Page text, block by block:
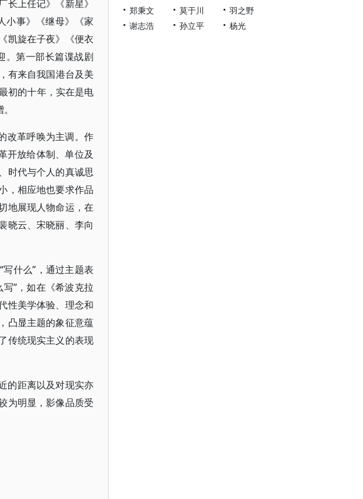
长上任记》《新星》
小事》《继母》《家
凯旋在子夜》《便衣
。第一部长篇谍战剧
有来自我国港台及美
初的十年，实在是电
改革呼唤为主调。作
开放给体制、单位及
时代与个人的真诚思
，相应地也要求作品
地展现人物命运，在
晓云、宋晓丽、李向
什么”，通过主题表
”，如在《希波克拉
性美学体验、理念和
凸显主题的象征意蕴
传统现实主义的表现
的距离以及对现实亦
为明显，影像品质受
郑秉文
莫于川
羽之野
谢志浩
孙立平 杨光